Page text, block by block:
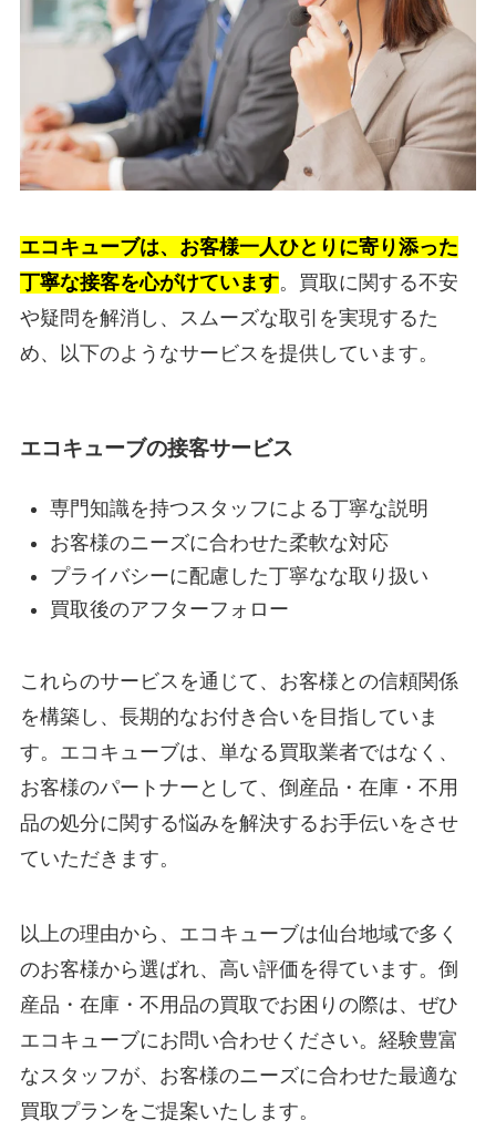
エコキューブは、お客様一人ひとりに寄り添った
丁寧な接客を心がけています。買取に関する不安
や疑問を解消し、スムーズな取引を実現するた
め、以下のようなサービスを提供しています。
エコキューブの接客サービス
専門知識を持つスタッフによる丁寧な説明
お客様のニーズに合わせた柔軟な対応
プライバシーに配慮した丁寧なな取り扱い
買取後のアフターフォロー
これらのサービスを通じて、お客様との信頼関係
を構築し、長期的なお付き合いを目指していま
す。エコキューブは、単なる買取業者ではなく、
お客様のパートナーとして、倒産品・在庫・不用
品の処分に関する悩みを解決するお手伝いをさせ
ていただきます。
以上の理由から、エコキューブは仙台地域で多く
のお客様から選ばれ、高い評価を得ています。倒
産品・在庫・不用品の買取でお困りの際は、ぜひ
エコキューブにお問い合わせください。経験豊富
なスタッフが、お客様のニーズに合わせた最適な
買取プランをご提案いたします。